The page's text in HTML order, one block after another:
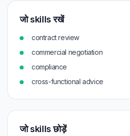
जो skills रखें
contract review
commercial negotiation
compliance
cross-functional advice
जो skills छोड़ें